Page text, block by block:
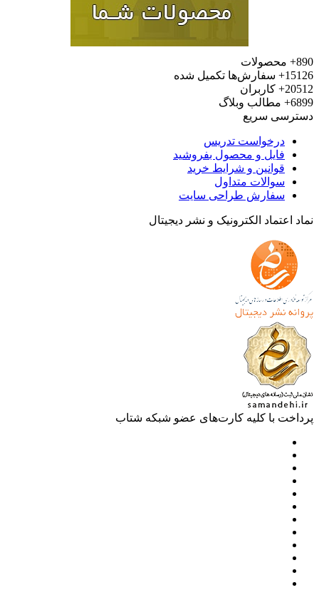
محصولات
سفارش‌ها تکمیل شده
کاربران
مطالب وبلاگ
سریع
درخواست تدریس
فایل و محصول بفروشید
قوانین و شرایط خرید
سوالات متداول
سفارش طراحی سایت
اعتماد الکترونیک و نشر دیجیتال
با کلیه کارت‌های عضو شبکه شتاب